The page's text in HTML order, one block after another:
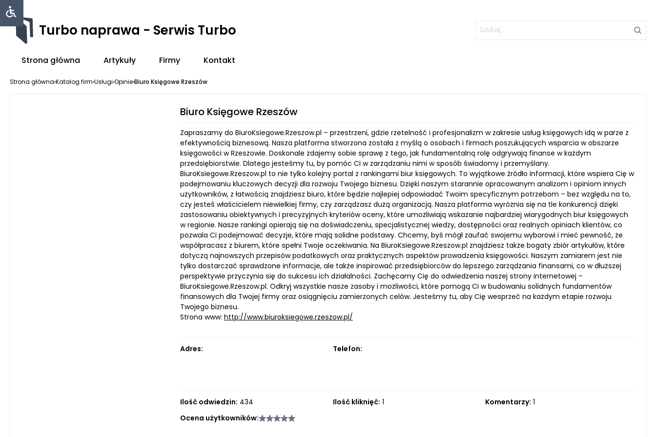
Turbo naprawa - Serwis Turbo
Strona główna Artykuły Firmy Kontakt
Strona główna›Katalog firm›Usługi›Opinie›Biuro Księgowe Rzeszów
Biuro Księgowe Rzeszów
Zapraszamy do BiuroKsiegowe.Rzeszow.pl – przestrzeni, gdzie rzetelność i profesjonalizm w zakresie usług księgowych idą w parze z
efektywnością biznesową. Nasza platforma stworzona została z myślą o osobach i firmach poszukujących wsparcia w obszarze
księgowości w Rzeszowie. Doskonale zdajemy sobie sprawę z tego, jak fundamentalną rolę odgrywają finanse w każdym
przedsiębiorstwie. Dlatego jesteśmy tu, by pomóc Ci w zarządzaniu nimi w sposób świadomy i przemyślany.
BiuroKsiegowe.Rzeszow.pl to nie tylko kolejny portal z rankingami biur księgowych. To wyjątkowe źródło informacji, które wspiera Cię w
podejmowaniu kluczowych decyzji dla rozwoju Twojego biznesu. Dzięki naszym starannie opracowanym analizom i opiniom innych
użytkowników, z łatwością znajdziesz biuro, które będzie najlepiej odpowiadać Twoim specyficznym potrzebom – bez względu na to,
czy jesteś właścicielem niewielkiej firmy, czy zarządzasz dużą organizacją. Nasza platforma wyróżnia się na tle konkurencji dzięki
zastosowaniu obiektywnych i precyzyjnych kryteriów oceny, które umożliwiają wskazanie najbardziej wiarygodnych biur księgowych
w regionie. Nasze rankingi opierają się na doświadczeniu, specjalistycznej wiedzy, dostępności oraz realnych opiniach klientów, co
pozwala Ci podejmować decyzje, które mają solidne podstawy. Chcemy, byś mógł zaufać swojemu wyborowi i mieć pewność, że
współpracasz z biurem, które spełni Twoje oczekiwania. Na BiuroKsiegowe.Rzeszow.pl znajdziesz także bogaty zbiór artykułów, które
dotyczą najnowszych przepisów podatkowych oraz praktycznych aspektów prowadzenia księgowości. Naszym zamiarem jest nie
tylko dostarczać sprawdzone informacje, ale także inspirować przedsiębiorców do lepszego zarządzania finansami, co w dłuższej
perspektywie przyczynia się do sukcesu ich działalności. Zachęcamy Cię do odwiedzenia naszej strony internetowej –
BiuroKsiegowe.Rzeszow.pl. Odkryj wszystkie nasze zasoby i możliwości, które pomogą Ci w budowaniu solidnych fundamentów
finansowych dla Twojej firmy oraz osiągnięciu zamierzonych celów. Jesteśmy tu, aby Cię wesprzeć na każdym etapie rozwoju
Twojego biznesu.
Strona www: http://www.biuroksiegowe.rzeszow.pl/
Adres: Telefon:
Ilość odwiedzin: 434 Ilość kliknięć: 1 Komentarzy: 1
Ocena użytkowników: